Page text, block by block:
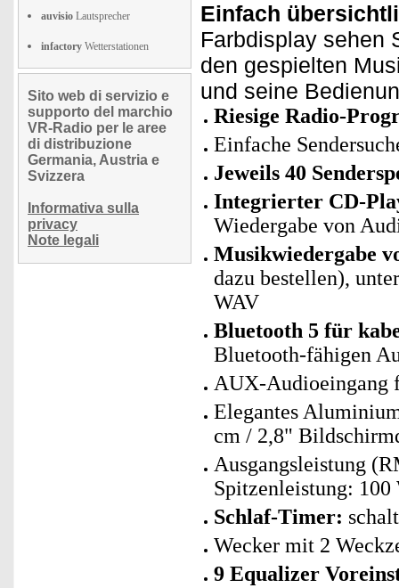
auvisio Lautsprecher
infactory Wetterstationen
Sito web di servizio e
supporto del marchio
VR-Radio per le aree
di distribuzione
Germania, Austria e
Svizzera
Informativa sulla
privacy
Note legali
Einfach
Farbdisplay sehen
den gespielten
und seine
Riesige Radio-
Einfache
Jeweils 40
Integrierter CD-
Wiedergabe von
Musikwiedergabe
dazu bestellen),
WAV
Bluetooth 5 für
Bluetooth-fähigen
AUX-Audioeingang
Elegantes
cm / 2,8"
Ausgangsleistung
Spitzenleistung: 100
Schlaf-Timer:
Wecker mit 2
9 Equalizer